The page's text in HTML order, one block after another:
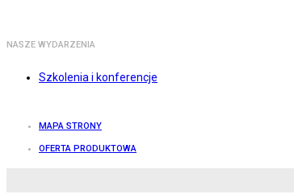
NASZE WYDARZENIA
Szkolenia i konferencje
MAPA STRONY
OFERTA PRODUKTOWA